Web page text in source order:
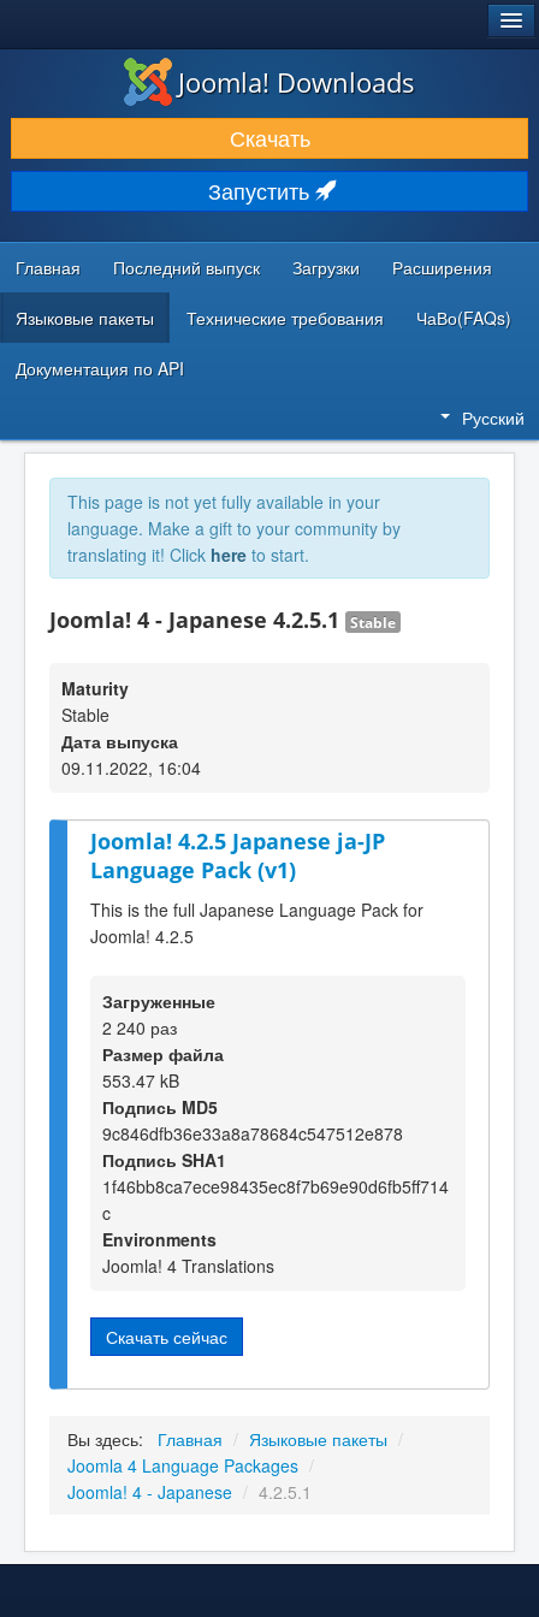
ЗАГРУЗКИ И РАСШИРЕНИЯ
ДОКУМЕНТАЦИЯ И ОБУЧЕНИЕ
СООБЩЕСТВО И ПОДДЕРЖКА
РЕСУРСЫ ДЛЯ РАЗРАБОТЧИКОВ
Joomla! Downloads
Скачать
Запустить
Главная Последний выпуск Загрузки Расширения
Языковые пакеты Технические требования ЧаВо(FAQs)
Документация по API
Русский
This page is not yet fully available in your
language. Make a gift to your community by
translating it! Click here to start.
Joomla! 4 - Japanese 4.2.5.1 Stable
Maturity
Stable
Дата выпуска
09.11.2022, 16:04
Joomla! 4.2.5 Japanese ja-JP
Language Pack (v1)
This is the full Japanese Language Pack for
Joomla! 4.2.5
Загруженные
2 240 раз
Размер файла
553.47 kB
Подпись MD5
9c846dfb36e33a8a78684c547512e878
Подпись SHA1
1f46bb8ca7ece98435ec8f7b69e90d6fb5ff714
c
Environments
Joomla! 4 Translations
Скачать сейчас
Вы здесь: Главная / Языковые пакеты /
Joomla 4 Language Packages /
Joomla! 4 - Japanese / 4.2.5.1